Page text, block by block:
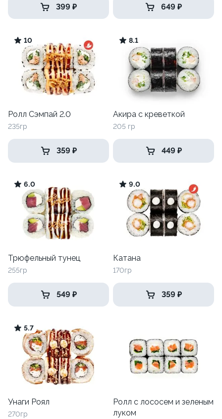
399 ₽ 649 ₽
10
Ролл Сэмпай 2.0
235гр
359 ₽
8.1
Акира с креветкой
205 гр
449 ₽
6.0
Трюфельный тунец
255гр
549 ₽
9.0
Катана
170гр
359 ₽
5.7
Унаги Роял
270гр
Ролл с лососем и зеленым
луком